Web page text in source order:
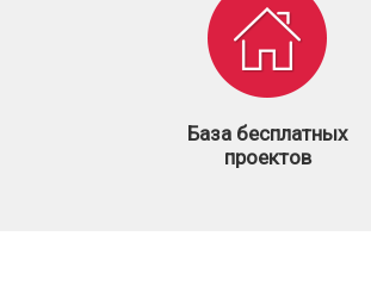
База бесплатных
проектов